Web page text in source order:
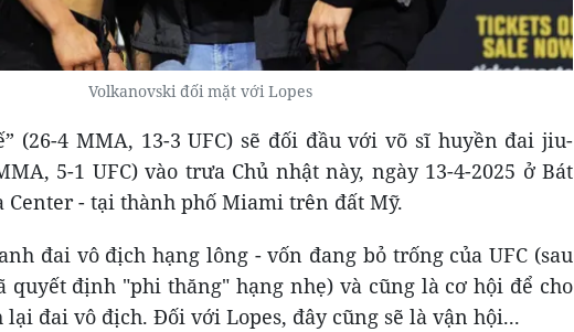
Volkanovski đối mặt với Lopes
(26-4 MMA, 13-3 UFC) sẽ đối đầu với võ sĩ huyền đai jiu-
5-1 UFC) vào trưa Chủ nhật này, ngày 13-4-2025 ở Bát
Center - tại thành phố Miami trên đất Mỹ.
đai vô địch hạng lông - vốn đang bỏ trống của UFC (sau
định "phi thăng" hạng nhẹ) và cũng là cơ hội để cho
đai vô địch. Đối với Lopes, đây cũng sẽ là vận hội...